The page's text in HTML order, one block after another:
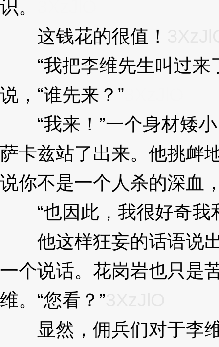
识。
这钱花的很值！
“我把李维先生叫过来
说，“谁先来？”
“我来！”一个身材矮小
萨卡兹站了出来。他挑衅
说你不是一个人杀的深血
“也因此，我很好奇我
他这样狂妄的话语说出
一个说话。花岗岩也只是
维。“您看？”
显然，佣兵们对于李维